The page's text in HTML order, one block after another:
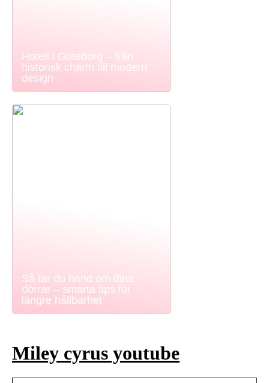
Hotell i Göteborg – från
historisk charm till modern
design
Så tar du hand om dina
dörrar – smarta tips för
längre hållbarhet
Miley cyrus youtube